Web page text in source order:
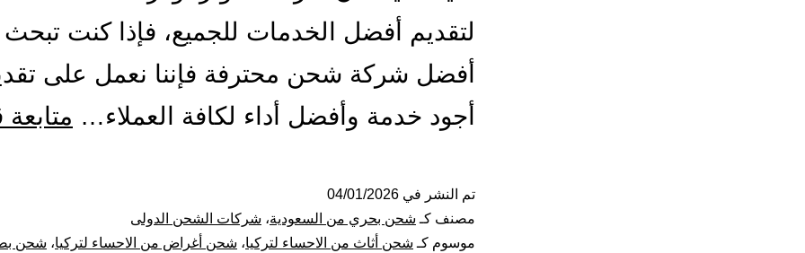
لتقديم أفضل الخدمات للجميع، فإذا كنت
أفضل شركة شحن محترفة فإننا نعمل على
أجود خدمة وأفضل أداء لكافة العملاء…
تم النشر في 04/01/2026
مصنف كـ شحن بحري من السعودية، شركات الشحن الدولى
موسوم كـ شحن أثاث من الاحساء لتركيا، شحن أغراض من الاحساء لتركيا، شحن